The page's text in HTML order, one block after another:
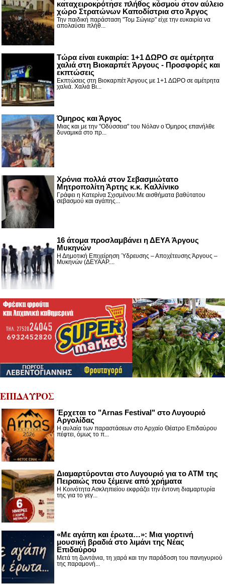
καταχειροκρότησε πλήθος κόσμου στον αύλειο
χώρο Στρατώνων Καποδίστρια στο Άργος
Την παιδική παράσταση "Τομ Σώγιερ" είχε την ευκαιρία να
απολαύσει πλήθ...
Τώρα είναι ευκαιρία: 1+1 ΔΩΡΟ σε αμέτρητα
χαλιά στη Βιοκαρπέτ Άργους - Προσφορές και
εκπτώσεις
Εκπτώσεις στη Βιοκαρπέτ Άργους με 1+1 ΔΩΡΟ σε αμέτρητα
χαλιά. Χαλιά Βι...
Όμηρος και Άργος
Μιας και με την "Οδύσσεια" του Νόλαν ο Όμηρος επανήλθε
δυναμικά στο πρ...
Χρόνια πολλά στον Σεβασμιώτατο
Μητροπολίτη Άρτης κ.κ. Καλλίνικο
Γράφει η Κατερίνα Σχισμένου:Με αισθήματα βαθύτατου
σεβασμού και αγάπης...
16 άτομα προσλαμβάνει η ΔΕΥΑ Άργους
Μυκηνών
Η Δημοτική Επιχείρηση Ύδρευσης – Αποχέτευσης Άργους –
Μυκηνών (ΔΕΥΑΑΡ....
ΕΠΙΔΑΥΡΟΣ
Έρχεται το "Arnas Festival" στο Λυγουριό
Αργολίδας
Η αυλαία των παραστάσεων στο Αρχαίο Θέατρο Επιδαύρου
πέφτει, όμως το π...
Διαμαρτύρονται στο Λυγουριό για το ΑΤΜ της
Πειραιώς που ξέμεινε από χρήματα
Η Κοινότητα Ασκληπιείου εκφράζει την έντονη διαμαρτυρία
της για το γεγ...
«Με αγάπη και έρωτα…»: Μια γιορτινή
μουσική βραδιά στο λιμάνι της Νέας
Επιδαύρου
Μετά τη ζωντάνια, τη χαρά και την παράδοση του πανηγυριού
της παραμονή...